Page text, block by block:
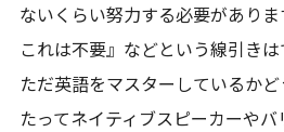
ないくらい努力する必要があり
これは不要』などという線引きは
ただ英語をマスターしているか
たってネイティブスピーカーや